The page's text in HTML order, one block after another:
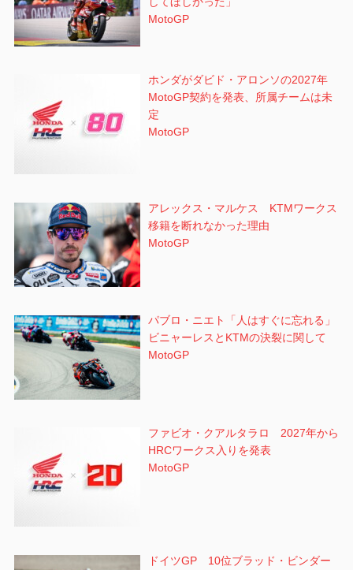
MotoGP
ホンダがダビド・アロンソの2027年
MotoGP契約を発表、所属チームは未
定
MotoGP
アレックス・マルケス KTMワークス
移籍を断れなかった理由
MotoGP
パブロ・ニエト「人はすぐに忘れる」
ビニャーレスとKTMの決裂に関して
MotoGP
ファビオ・クアルタラロ 2027年から
HRCワークス入りを発表
MotoGP
ドイツGP 10位ブラッド・ビンダー